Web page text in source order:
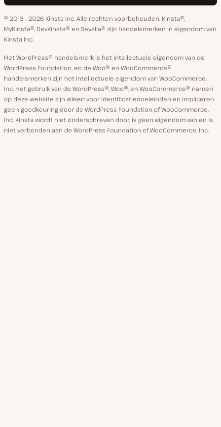
GitHub
X
YouTube
Facebook
Linkedin
taal
© 2013 - 2026 Kinsta Inc. Alle rechten voorbehouden. Kinsta®,
MyKinsta®, DevKinsta® en Sevalla® zijn handelsmerken in eigendom van
Kinsta Inc.
Het WordPress® handelsmerk is het intellectuele eigendom van de
WordPress Foundation, en de Woo® en WooCommerce®
handelsmerken zijn het intellectuele eigendom van WooCommerce,
Inc. Het gebruik van de WordPress®, Woo®, en WooCommerce® namen
op deze website zijn alleen voor identificatiedoeleinden en impliceren
geen goedkeuring door de WordPress Foundation of WooCommerce,
Inc. Kinsta wordt niet onderschreven door, is geen eigendom van en is
niet verbonden aan de WordPress Foundation of WooCommerce, Inc.